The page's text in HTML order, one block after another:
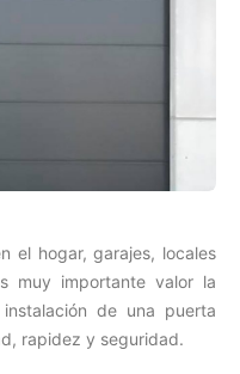
el hogar, garajes, locales
muy importante valor la
de una puerta
rapidez y seguridad.